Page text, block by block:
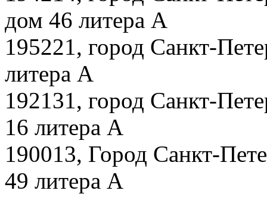
дом 46 литера А
195221, город Санкт-
литера А
192131, город Санкт-
16 литера А
190013, Город Санкт-
49 литера А